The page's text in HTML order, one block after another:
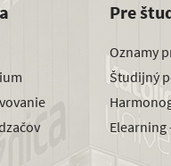
Pre
Oznamy
Študijný
Elearning